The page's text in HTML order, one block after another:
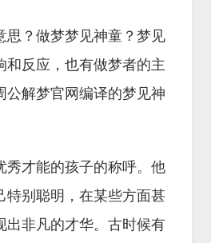
思？做梦梦见神童？梦见
和反应，也有做梦者的主
公解梦官网编译的梦见神
秀才能的孩子的称呼。他
特别聪明，在某些方面甚
出非凡的才华。古时候有